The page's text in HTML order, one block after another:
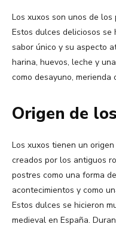
Los xuxos son unos de
Estos dulces deliciosos se
sabor único y su aspecto
harina, huevos, leche y
como desayuno, merienda
Origen de
Los xuxos tienen un
creados por los antiguos
postres como una forma
acontecimientos y como
Estos dulces se hicieron
medieval en España.